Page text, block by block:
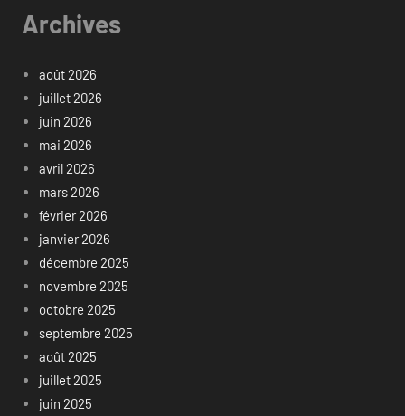
Archives
août 2026
juillet 2026
juin 2026
mai 2026
avril 2026
mars 2026
février 2026
janvier 2026
décembre 2025
novembre 2025
octobre 2025
septembre 2025
août 2025
juillet 2025
juin 2025